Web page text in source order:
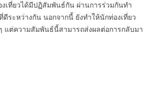
เที่ยวได้มีปฏิสัมพันธ์กัน ผ่านการร่วมกันทำ
ระหว่างกัน นอกจากนี้ ยังทำให้นักท่องเที่ยว
แต่ความสัมพันธ์นี้สามารถส่งผลต่อการกลับมา